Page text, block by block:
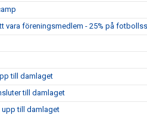
vara föreningsmedlem - 25% på
till damlaget
till damlaget
till damlaget